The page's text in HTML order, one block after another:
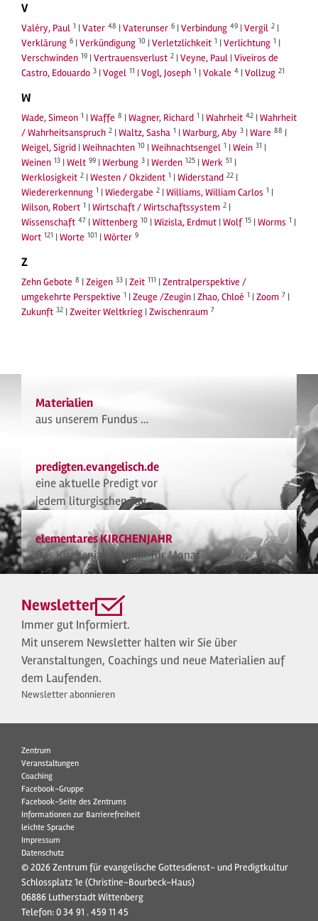
V
Valéry, Paul 1 |Vater 48 |Vaterunser 6 |Verbindung 49 |Vergil 2 |
Verklärung 6 |Verkündigung 10 |Verletzlichkeit 1 |Verlichtung 1 |
Verschwinden 19 |Vertrauensverlust 2 |Veyne, Paul |Viveiros de
Castro, Edouardo 3 |Vogel 11 |Vogl, Joseph 1 |Vokale 4 |Vollzug 21
W
Wade, Simeon 1 |Waffe 8 |Wagner, Richard 1 |Wahrheit 42 |Wahrheit
/ Wahrheitsanspruch 2 |Waltz, Sasha 1 |Warburg, Aby 3 |Ware 88 |
Weigel, Sigrid |Weihnachten 10 |Weihnachtsengel 1 |Wein 31 |
Weinen 13 |Welt 99 |Werbung 3 |Werden 125 |Werk 51 |
Werklosigkeit 2 |Westen / Okzident 1 |Widerstand 22 |
Wiedererkennung 1 |Wiedergabe 2 |Williams, William Carlos 1 |
Wilson, Robert 1 |Wirtschaft / Wirtschaftssystem 2 |
Wissenschaft 47 |Wittenberg 10 |Wizisla, Erdmut |Wolf 15 |Worms 1 |
Wort 121 |Worte 101 |Wörter 9
Z
Zehn Gebote 8 |Zeigen 33 |Zeit 111 |Zentralperspektive /
umgekehrte Perspektive 1 |Zeuge /Zeugin |Zhao, Chloé 1 |Zoom 7 |
Zukunft 32 |Zweiter Weltkrieg |Zwischenraum 7
Materialien
aus unserem Fundus …
predigten.evangelisch.de
eine aktuelle Predigt vor
jedem liturgischen Tag
elementares KIRCHENJAHR
Das Kirchenjahr Monat für Monat
Newsletter
Immer gut Informiert.
Mit unserem Newsletter halten wir Sie über
Veranstaltungen, Coachings und neue Materialien auf
dem Laufenden.
Newsletter abonnieren
Zentrum
Veranstaltungen
Coaching
Facebook-Gruppe
Facebook-Seite des Zentrums
Informationen zur Barrierefreiheit
leichte Sprache
Impressum
Datenschutz
© 2026 Zentrum für evangelische Gottesdienst- und Predigtkultur
Schlossplatz 1e (Christine-Bourbeck-Haus)
06886 Lutherstadt Wittenberg
Telefon:0 34 91 . 459 11 45